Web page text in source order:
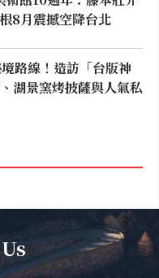
8月震撼空降台北
路線！造訪「台版神
湖景窯烤披薩與人氣私